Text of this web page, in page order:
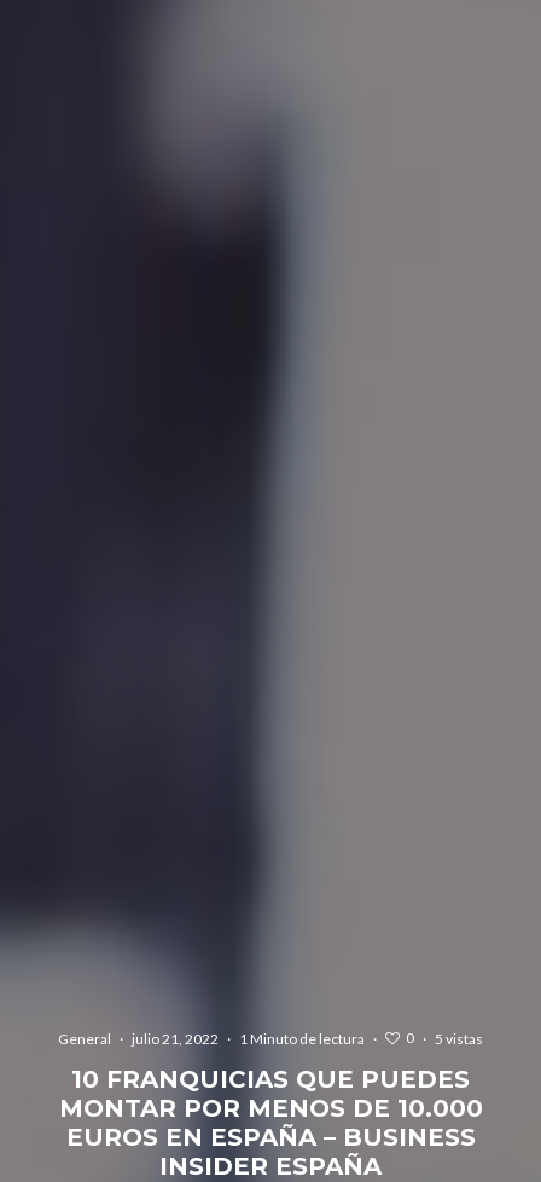
General · julio 21, 2022 · 1 Minuto de lectura · 0 · 5 vistas
10 FRANQUICIAS QUE PUEDES
MONTAR POR MENOS DE 10.000
EUROS EN ESPAÑA – BUSINESS
INSIDER ESPAÑA